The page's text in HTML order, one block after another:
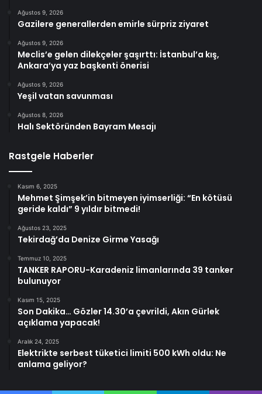
Ağustos 9, 2026
Gazilere generallerden emirle sürpriz ziyaret
Ağustos 9, 2026
Meclis’e gelen dilekçeler şaşırttı: İstanbul’a kış,
Ankara’ya yaz başkenti önerisi
Ağustos 9, 2026
Yeşil vatan savunması
Ağustos 8, 2026
Halı Sektöründen Bayram Mesajı
Rastgele Haberler
Kasım 6, 2025
Mehmet Şimşek’in bitmeyen iyimserliği: “En kötüsü
geride kaldı” 9 yıldır bitmedi!
Ağustos 23, 2025
Tekirdağ’da Denize Girme Yasağı
Temmuz 10, 2025
TANKER RAPORU-Karadeniz limanlarında 39 tanker
bulunuyor
Kasım 15, 2025
Son Dakika… Gözler 14.30’a çevrildi, Akın Gürlek
açıklama yapacak!
Aralık 24, 2025
Elektrikte serbest tüketici limiti 500 kWh oldu: Ne
anlama geliyor?